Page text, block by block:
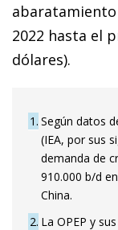
2022 hasta el
dólares).
1 Según datos
(IEA, por sus
demanda de
910.000 b/d
China.
2 La OPEP y